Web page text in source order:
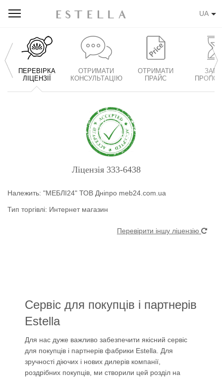
UA
ПЕРЕВІРКА
ЛІЦЕНЗІЇ
ОТРИМАТИ
КОНСУЛЬТАЦІЮ
ОТРИМАТИ
ПРАЙС
Ліцензія 333-6438
Належить: "МЕБЛІ24" ТОВ Дніпро meb24.com.ua
Тип торгівлі: Интернет магазин
Перевірити іншу ліцензію
Сервіс для покупців і партнерів
Estella
Для нас дуже важливо забезпечити якісний сервіс
для покупців і партнерів фабрики Estella. Для
зручності діючих і нових дилерів компанії,
роздрібних покупців, ми створили цей розділ на